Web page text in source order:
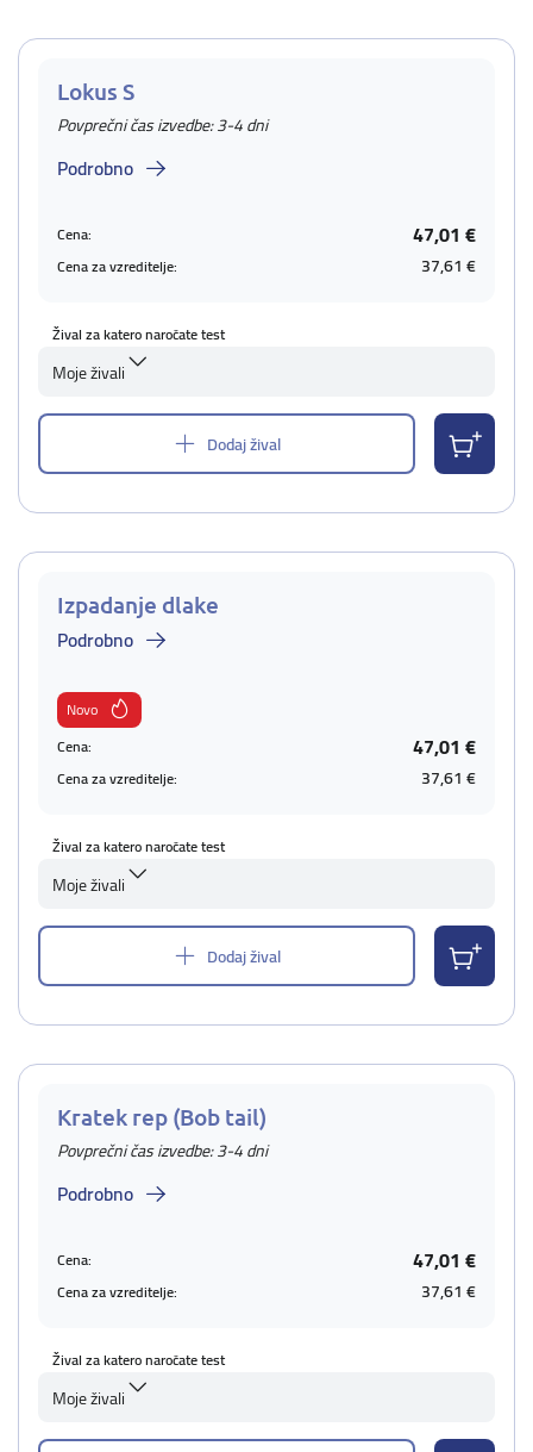
Lokus S
Povprečni čas izvedbe: 3-4 dni
Podrobno
Cena: 47,01 €
Cena za vzreditelje: 37,61 €
Žival za katero naročate test
Moje živali
Dodaj žival
Izpadanje dlake
Podrobno
Novo
Cena:
47,01 €
Cena za vzreditelje: 37,61 €
Žival za katero naročate test
Moje živali
Dodaj žival
Kratek rep (Bob tail)
Povprečni čas izvedbe: 3-4 dni
Podrobno
Cena: 47,01 €
Cena za vzreditelje: 37,61 €
Žival za katero naročate test
Moje živali